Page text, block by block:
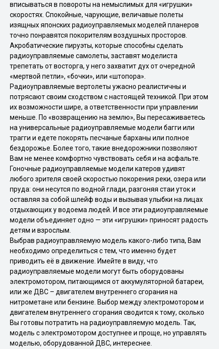
вписываться в повороты на немыслимых для «игрушки»
скоростях. Спокойные, чарующие, величавые полеты
изящных японских радиоуправляемых моделей планеров
точно понравятся покорителям воздушных просторов.
Акробатические пируэты, которые способны сделать
радиоуправляемые самолеты, заставят моделиста
трепетать от восторга, у него захватит дух от очередной
«мертвой петли», «бочки», или «штопора».
Радиоуправляемые вертолеты ужасно реалистичны и
потрясают своим сходством с настоящей техникой. При этом
их возможности шире, а ответственности при управлении
меньше. По «возвращению на землю», Вы пересаживаетесь
на универсальные радиоуправляемые модели багги или
трагги и едете покорять песчаные барханы или полное
бездорожье. Более того, такие внедорожники позволяют
Вам не менее комфортно чувствовать себя и на асфальте.
Гоночные радиоуправляемые модели катеров удивят
любого зрителя своей скоростью покорения реки, озера или
пруда: они несутся по водной глади, разгоняя стаи уток и
оставляя за собой шлейф воды и вызывая улыбки на лицах
отдыхающих у водоема людей. И все эти радиоуправляемые
модели объединяет одно — эти «игрушки» приносят радость
детям и взрослым.
Выбрав радиоуправляемую модель какого-либо типа, Вам
необходимо определиться с тем, что именно будет
приводить её в движение. Имейте в виду, что
радиоуправляемые модели могут быть оборудованы
электромотором, питающимся от аккумуляторной батареи,
или же ДВС – двигателем внутреннего сгорания на
нитрометане или бензине. Выбор между электромотором и
двигателем внутреннего сгорания сводится к тому, сколько
Вы готовы потратить на радиоуправляемую модель. Так,
модель с электромотором доступнее и проще, но управлять
моделью, оборудованной ДВС, интереснее.